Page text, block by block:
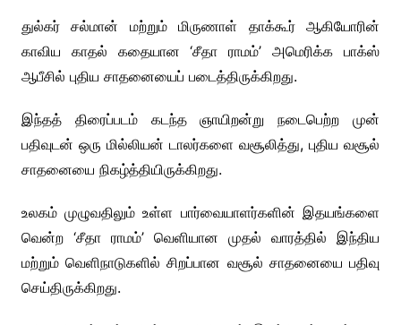
துல்கர் சல்மான் மற்றும் மிருணாள் தாக்கூர் ஆகியோரின்
காவிய காதல் கதையான ‘சீதா ராமம்’ அமெரிக்க பாக்ஸ்
ஆபீசில் புதிய சாதனையைப் படைத்திருக்கிறது.
இந்தத் திரைப்படம் கடந்த ஞாயிறன்று நடைபெற்ற முன்
பதிவுடன் ஒரு மில்லியன் டாலர்களை வசூலித்து, புதிய வசூல்
சாதனையை நிகழ்த்தியிருக்கிறது.
உலகம் முழுவதிலும் உள்ள பார்வையாளர்களின் இதயங்களை
வென்ற ‘சீதா ராமம்’ வெளியான முதல் வாரத்தில் இந்திய
மற்றும் வெளிநாடுகளில் சிறப்பான வசூல் சாதனையை பதிவு
செய்திருக்கிறது.